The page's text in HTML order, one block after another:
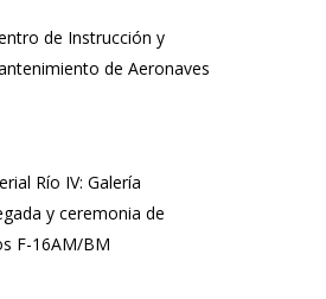
de Instrucción y
de Aeronaves
Río IV: Galería
y ceremonia de
F-16AM/BM